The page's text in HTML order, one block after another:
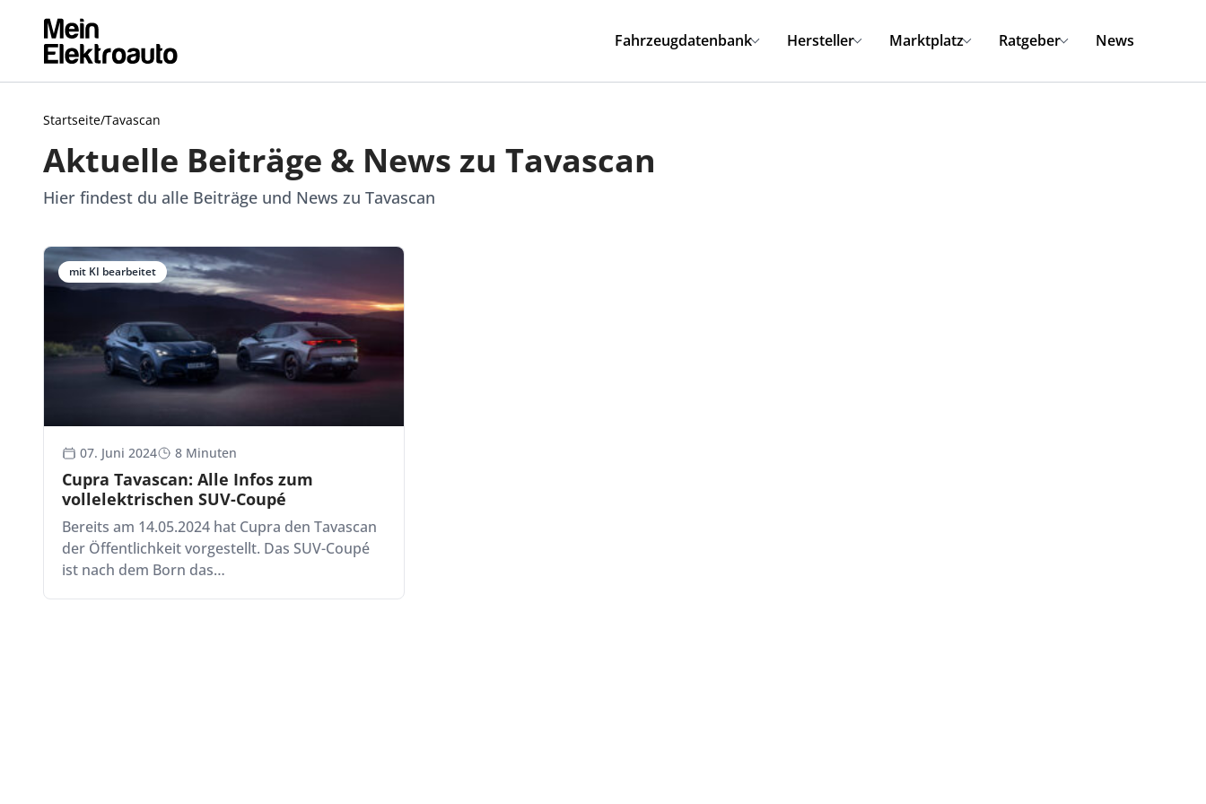
Fahrzeugdatenbank Hersteller Marktplatz Ratgeber News
Startseite/Tavascan
Aktuelle Beiträge & News zu Tavascan
Hier findest du alle Beiträge und News zu Tavascan
mit KI bearbeitet
07. Juni 2024 8 Minuten
Cupra Tavascan: Alle Infos zum
vollelektrischen SUV-Coupé
Bereits am 14.05.2024 hat Cupra den Tavascan
der Öffentlichkeit vorgestellt. Das SUV-Coupé
ist nach dem Born das…